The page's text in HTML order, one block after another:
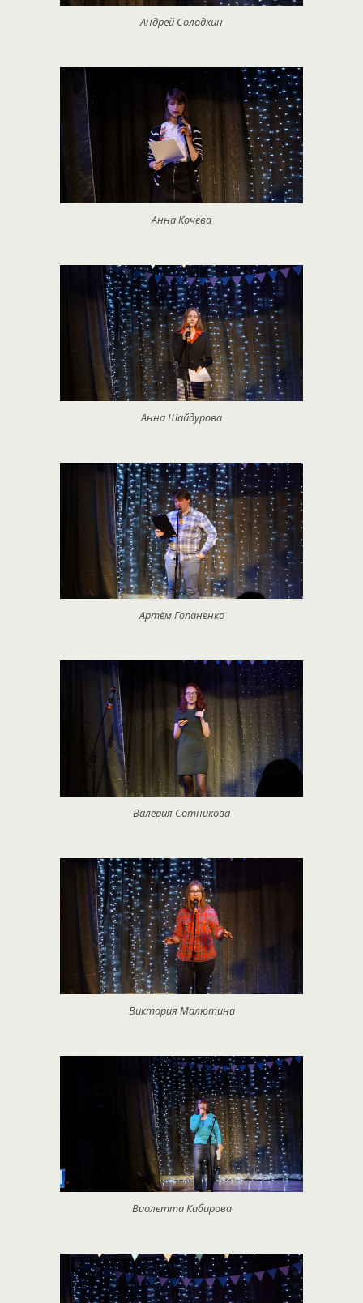
Андрей Солодкин
Анна Кочева
Анна Шайдурова
Артём Гопаненко
Валерия Сотникова
Виктория Малютина
Виолетта Кабирова